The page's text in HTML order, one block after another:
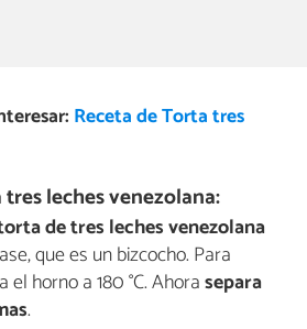
Receta de Torta tres
leches venezolana:
de tres leches venezolana
que es un bizcocho. Para
horno a 180 °C. Ahorasepara
.